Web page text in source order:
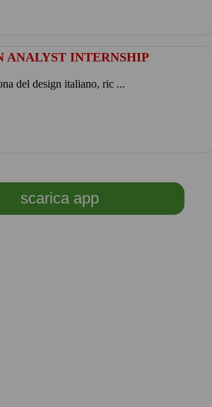
ANALYST INTERNSHIP
del design italiano, ric ...
scarica app